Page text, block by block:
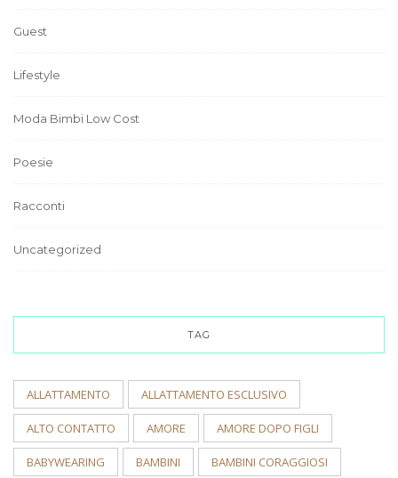
Guest
Lifestyle
Moda Bimbi Low Cost
Poesie
Racconti
Uncategorized
TAG
ALLATTAMENTO ALLATTAMENTO ESCLUSIVO
ALTO CONTATTO AMORE AMORE DOPO FIGLI
BABYWEARING BAMBINI BAMBINI CORAGGIOSI